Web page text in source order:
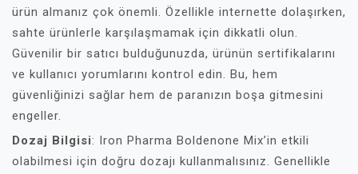
ürün almanız çok önemli. Özellikle internette dolaşırken,
sahte ürünlerle karşılaşmamak için dikkatli olun.
Güvenilir bir satıcı bulduğunuzda, ürünün sertifikalarını
ve kullanıcı yorumlarını kontrol edin. Bu, hem
güvenliğinizi sağlar hem de paranızın boşa gitmesini
engeller.
Dozaj Bilgisi: Iron Pharma Boldenone Mix’in etkili
olabilmesi için doğru dozajı kullanmalısınız. Genellikle